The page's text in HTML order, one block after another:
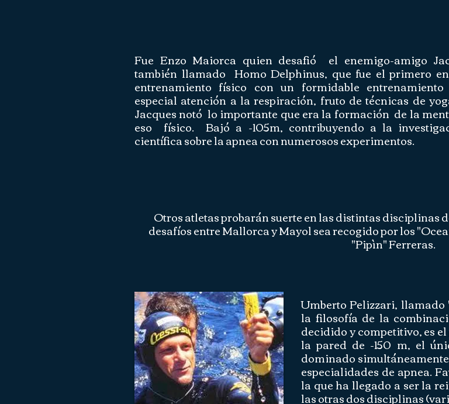
Fue Enzo Maiorca quien desafió el enemigo-amigo
también llamado Homo Delphinus, que fue el primero
entrenamiento físico con un formidable
especial atención a la respiración, fruto de técnicas de
Jacques notó lo importante que era la formación de la
eso físico. Bajó a -105m, contribuyendo a la
científica sobre la apnea con numerosos experimentos.
Otros atletas probarán suerte en las distintas disciplinas
desafíos entre Mallorca y Mayol sea recogido por los
"Pipìn" Ferreras.
Umberto Pelizzari, llamado
la filosofía de la
decidido y competitivo, es
la pared de -150 m, el
dominado
especialidades de apnea.
la que ha llegado a ser la
las otras dos disciplinas